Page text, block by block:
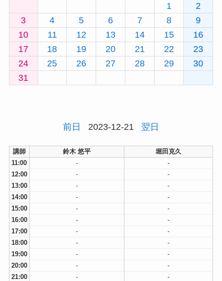
1
2
3
4 5 6 7 8
9
10
11 12 13 14 15
16
17
18 19 20 21 22
23
24
25 26 27 28 29
30
31
前日 2023-12-21 翌日
講師 鈴木 悠平
堀田克久
11:00
-
-
12:00
-
-
13:00
-
-
14:00
-
-
15:00
-
-
16:00
-
-
17:00
-
-
18:00
-
-
19:00
-
-
20:00
-
-
21:00
-
-